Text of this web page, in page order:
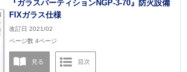
『ガラスパーティションNGP-3-70』防火設備
FIXガラス仕様
改訂日 2021/02
ページ数 4ページ